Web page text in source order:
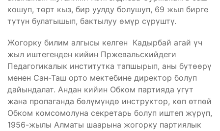
кошуп, төрт кыз, бир уулду болушуп, 69 жыл бирге
түтүн булатышып, бактылуу өмүр сүрүштү.
Жогорку билим алгысы келген Кадырбай агай үч
жыл иштегенден кийин Пржевальскийдеги
Педагогикалык институтка тапшырып, аны бүтөөрү
менен Сан-Таш орто мектебине директор болуп
дайындалат. Андан кийин Обком партияда үгүт
жана пропаганда бөлүмүндө инструктор, көп өтпөй
Обком комсомолуна секретарь болуп иштеп жүрүп,
1956-жылы Алматы шаарына жогорку партиялык